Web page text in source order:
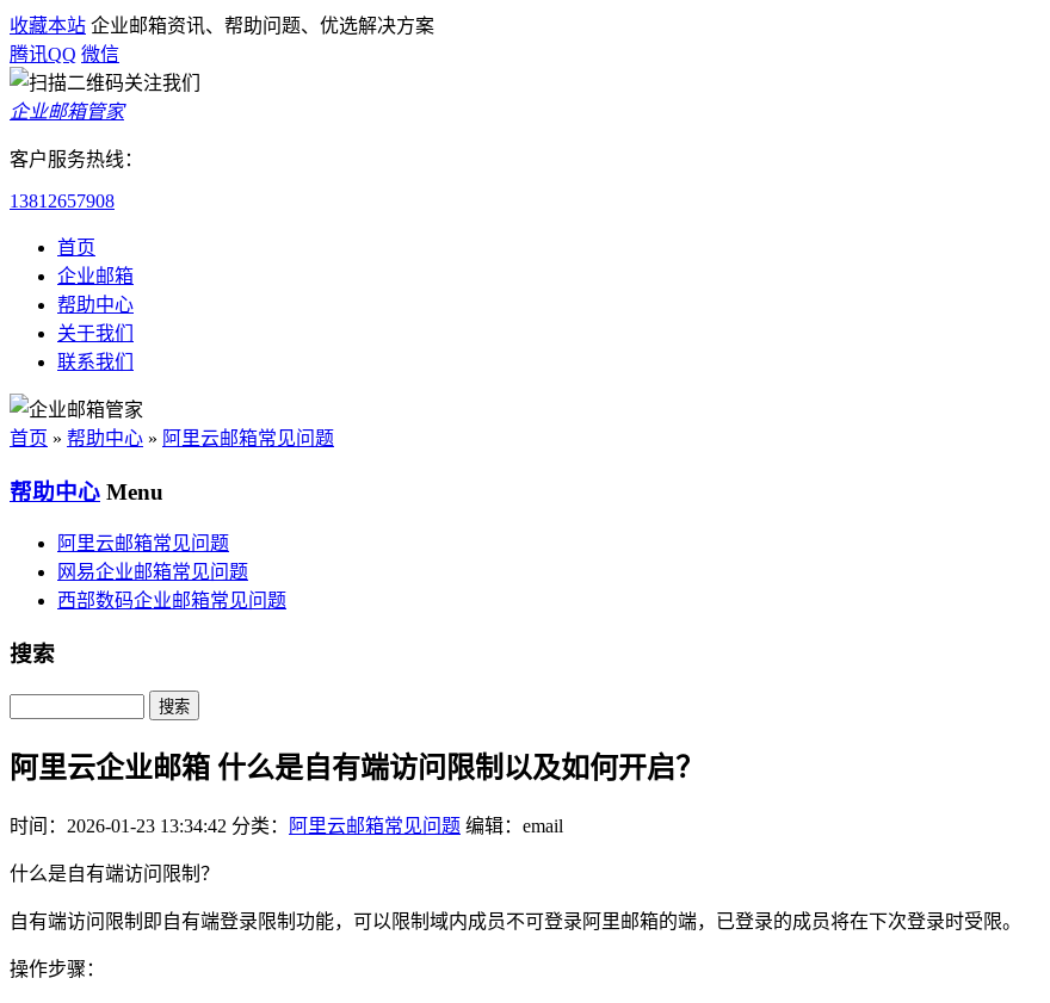
收藏本站 企业邮箱资讯、帮助问题、优选解决方案
腾讯QQ 微信
企业邮箱管家
客户服务热线：
13812657908
首页
企业邮箱
帮助中心
关于我们
联系我们
首页 » 帮助中心 » 阿里云邮箱常见问题
帮助中心 Menu
阿里云邮箱常见问题
网易企业邮箱常见问题
西部数码企业邮箱常见问题
搜索
Search
阿里云企业邮箱 什么是自有端访问限制以及如何开启？
时间：2026-01-23 13:34:42 分类： 阿里云邮箱常见问题 编辑：email
什么是自有端访问限制？
自有端访问限制即自有端登录限制功能，可以限制域内成员不可登录阿里邮箱的端，已登录的成员将在下次登录时受限。
操作步骤：